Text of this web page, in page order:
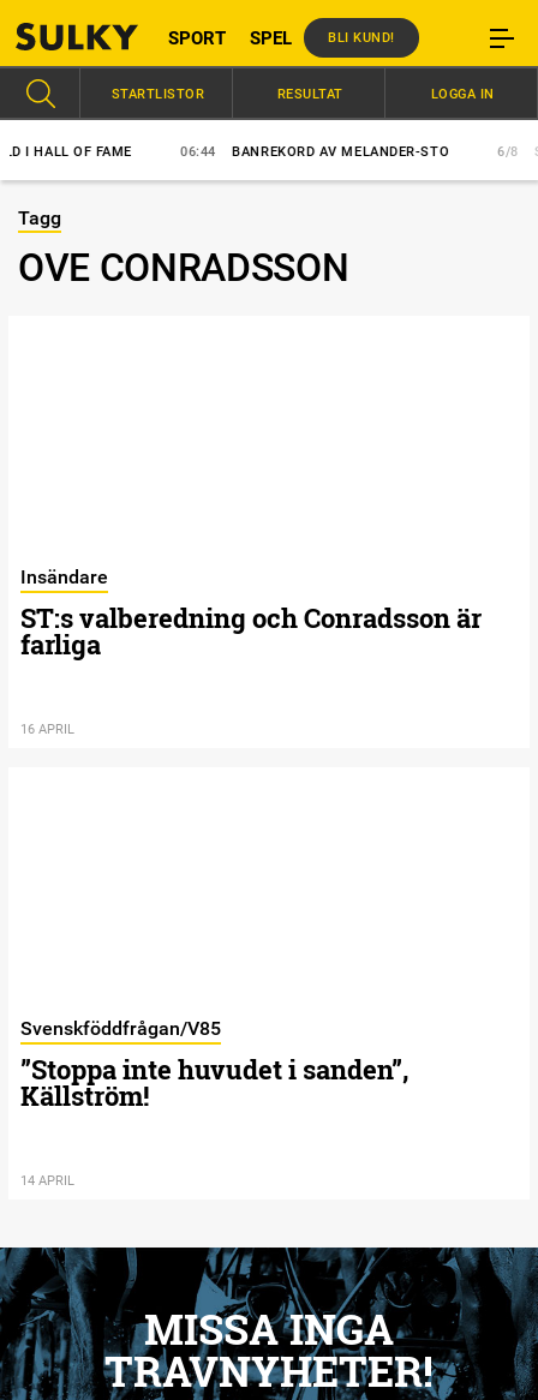
SPORT SPEL BLI KUND!
HALL OF FAME 06:44 BANREKORD AV MELANDER-STO 6/8
STARTLISTOR RESULTAT LOGGA IN
Tagg
OVE CONRADSSON
Insändare
ST:s valberedning och Conradsson är
farliga
16 APRIL
Svenskföddfrågan/V85
”Stoppa inte huvudet i sanden”,
Källström!
14 APRIL
MISSA INGA
TRAVNYHETER!